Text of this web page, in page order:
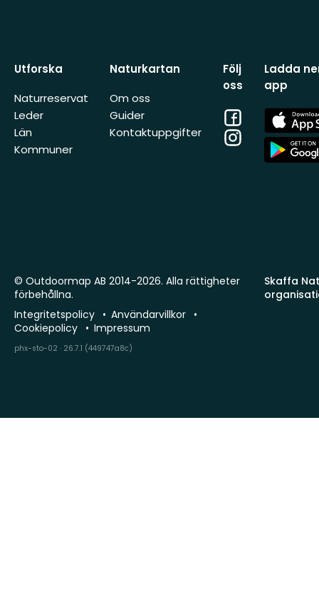
Utforska
Naturreservat
Leder
Län
Kommuner
Naturkartan
Om oss
Guider
Kontaktuppgifter
Följ
oss
Facebook
Instagram
Ladda
app
App
Store
App
Store
Skaffa
© Outdoormap AB 2014-2026. Alla rättigheter
förbehållna.
Integritetspolicy
Användarvillkor
Cookiepolicy
Impressum
phx-sto-02 · 26.7.1 (449747a8c)